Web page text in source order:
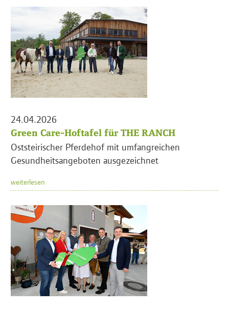
24.04.2026
Green Care-Hoftafel für THE RANCH
Oststeirischer Pferdehof mit umfangreichen
Gesundheitsangeboten ausgezeichnet
weiterlesen